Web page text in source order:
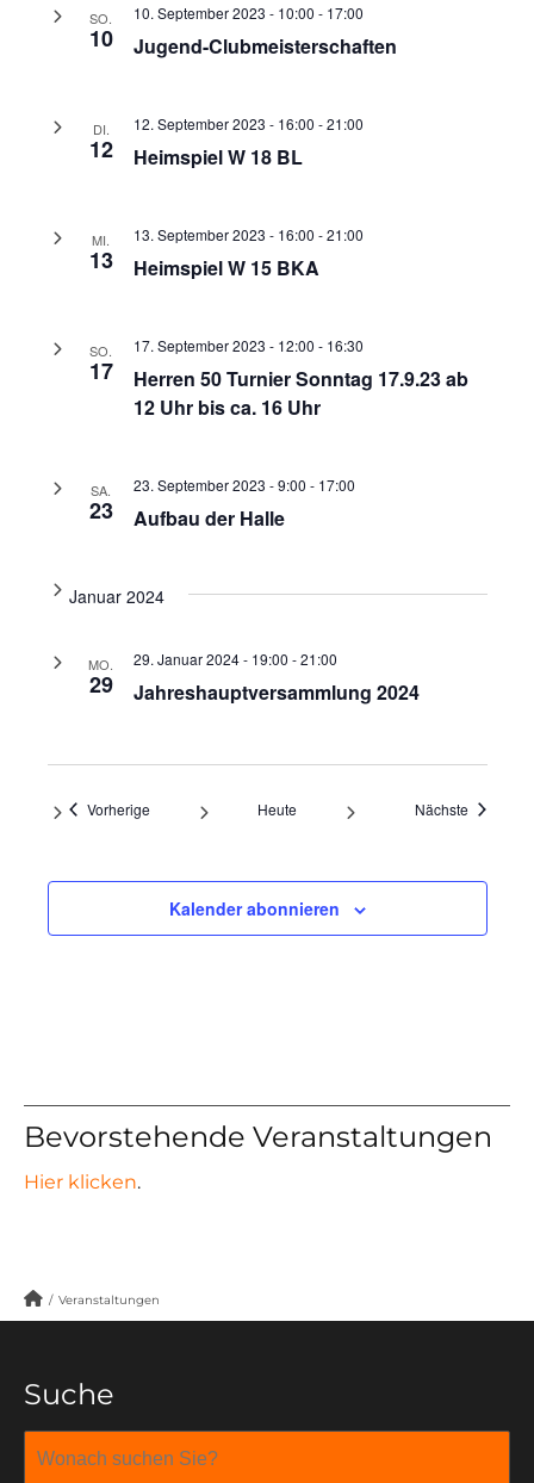
SO.
10 Jugend-Clubmeisterschaften
10. September 2023 - 10:00 - 17:00
DI.
12 Heimspiel W 18 BL
12. September 2023 - 16:00 -21:00
MI.
13 Heimspiel W 15 BKA
13. September 2023 - 16:00 -21:00
SO.
17
Herren 50 Turnier Sonntag 17.9.23 ab
12 Uhr bis ca. 16 Uhr
17. September 2023 - 12:00 - 16:30
SA.
23 Aufbau der Halle
23. September 2023 - 9:00 - 17:00
Januar 2024
MO.
29 Jahreshauptversammlung 2024
29. Januar 2024 - 19:00 -21:00
VorherigeVeranstaltungen Heute Nächste
Kalender abonnieren
Bevorstehende Veranstaltungen
Hier klicken.
/ Veranstaltungen
Suche